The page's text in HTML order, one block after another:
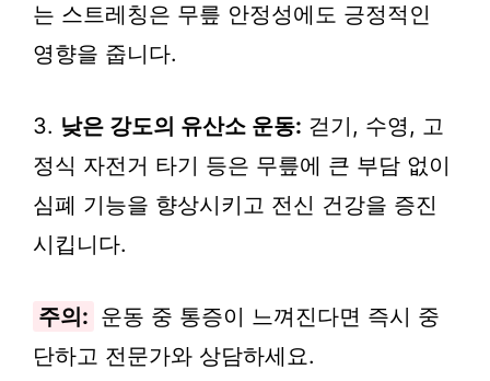
는 스트레칭은 무릎 안정성에도 긍정적인
영향을 줍니다.
3. 낮은 강도의 유산소 운동: 걷기, 수영, 고
정식 자전거 타기 등은 무릎에 큰 부담 없이
심폐 기능을 향상시키고 전신 건강을 증진
시킵니다.
주의: 운동 중 통증이 느껴진다면 즉시 중
단하고 전문가와 상담하세요.